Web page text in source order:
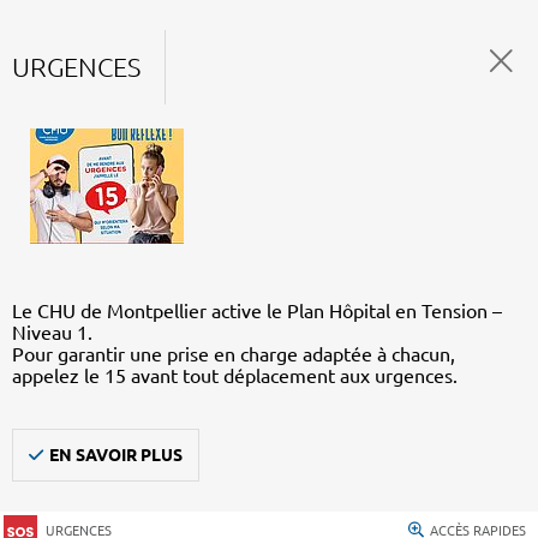
URGENCES
Le CHU de Montpellier active le Plan Hôpital en Tension –
Niveau 1.
Pour garantir une prise en charge adaptée à chacun,
appelez le 15 avant tout déplacement aux urgences.
EN SAVOIR PLUS
URGENCES ACCÈS RAPIDES